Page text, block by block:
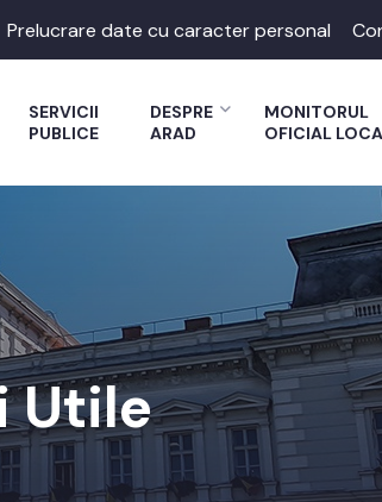
Prelucrare date cu caracter personal
SERVICII
PUBLICE
DESPRE
ARAD
MONITORUL
OFICIAL
Utile